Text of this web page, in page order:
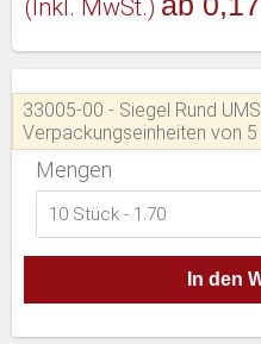
(inkl. MwSt.)
33005-00 - Siegel Rund
Verpackungseinheiten von 5
Mengen
10 Stück - 1.70
In den